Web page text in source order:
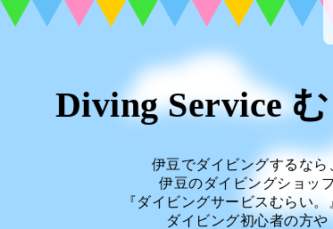
Diving Service む
伊豆でダイビングするなら
伊豆のダイビングショッ
『ダイビングサービスむらい。
ダイビング初心者の方や